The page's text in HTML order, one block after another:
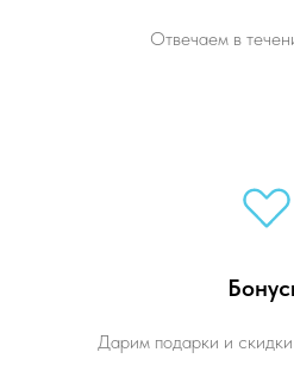
Отвечаем в
Дарим подарки и